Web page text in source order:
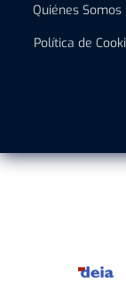
Quiénes Somos
Política de